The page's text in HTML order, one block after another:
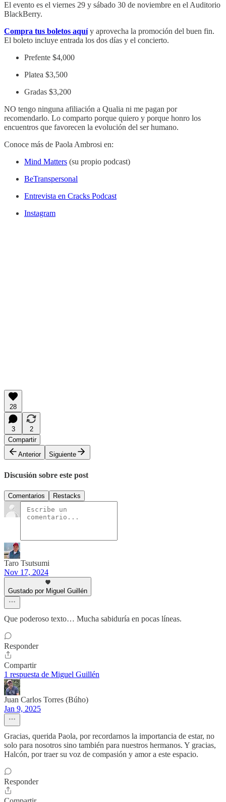
El evento es el viernes 29 y sábado 30 de noviembre en el Auditorio
BlackBerry.
Compra tus boletos aquí y aprovecha la promoción del buen fin.
El boleto incluye entrada los dos días y el concierto.
Prefente $4,000
Platea $3,500
Gradas $3,200
NO tengo ninguna afiliación a Qualia ni me pagan por
recomendarlo. Lo comparto porque quiero y porque honro los
encuentros que favorecen la evolución del ser humano.
Conoce más de Paola Ambrosi en:
Mind Matters (su propio podcast)
BeTranspersonal
Entrevista en Cracks Podcast
Instagram
28
3
2
Compartir
Anterior
Siguiente
Discusión sobre este post
Comentarios Restacks
Taro Tsutsumi
Nov 17, 2024
Gustado por Miguel Guillén
Que poderoso texto… Mucha sabiduría en pocas líneas.
Responder
Compartir
1 respuesta de Miguel Guillén
Juan Carlos Torres (Búho)
Jan 9, 2025
Gracias, querida Paola, por recordarnos la importancia de estar, no
solo para nosotros sino también para nuestros hermanos. Y gracias,
Halcón, por traer su voz de compasión y amor a este espacio.
Responder